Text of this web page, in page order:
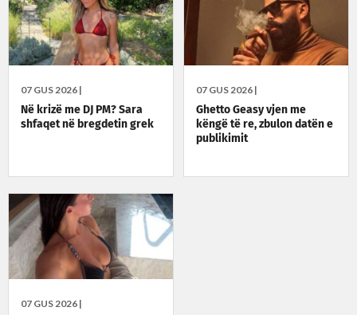
07 GUS 2026 |
Në krizë me DJ PM? Sara
shfaqet në bregdetin grek
07 GUS 2026 |
Ghetto Geasy vjen me
këngë të re, zbulon datën e
publikimit
07 GUS 2026 |